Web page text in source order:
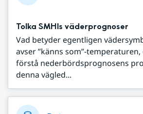
Tolka SMHIs väderprognoser
Vad betyder egentligen
avser ”känns som”-
förstå nederbördsprognosens
denna vägled...